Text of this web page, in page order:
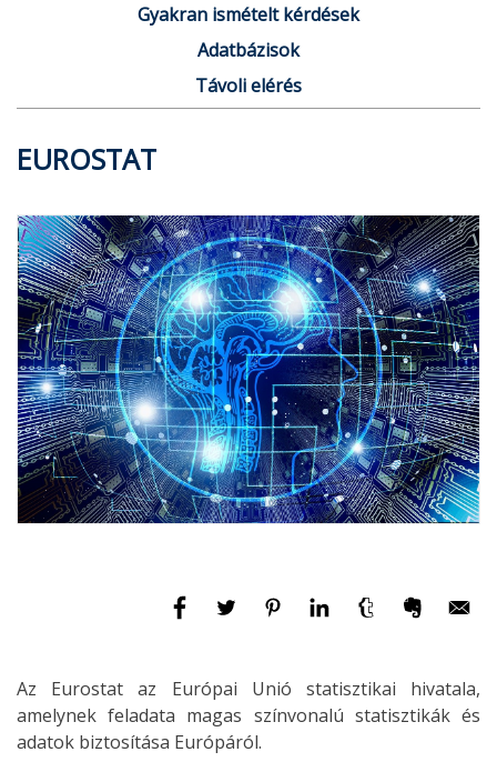
Gyakran ismételt kérdések
Adatbázisok
Távoli elérés
EUROSTAT
Az Eurostat az Európai Unió statisztikai hivatala,
amelynek feladata magas színvonalú statisztikák és
adatok biztosítása Európáról.